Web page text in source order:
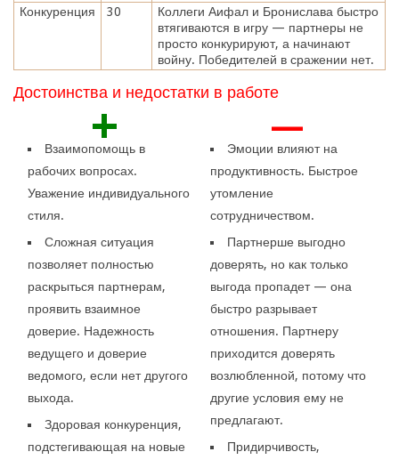
Конкуренция
30
Коллеги Аифал и Бронислава быстро
втягиваются в игру — партнеры не
просто конкурируют, а начинают
войну. Победителей в сражении нет.
Достоинства и недостатки в работе
+
Взаимопомощь в
рабочих вопросах.
Уважение индивидуального
стиля.
Сложная ситуация
позволяет полностью
раскрыться партнерам,
проявить взаимное
доверие. Надежность
ведущего и доверие
ведомого, если нет другого
выхода.
Здоровая конкуренция,
подстегивающая на новые
—
Эмоции влияют на
продуктивность. Быстрое
утомление
сотрудничеством.
Партнерше выгодно
доверять, но как только
выгода пропадет — она
быстро разрывает
отношения. Партнеру
приходится доверять
возлюбленной, потому что
другие условия ему не
предлагают.
Придирчивость,